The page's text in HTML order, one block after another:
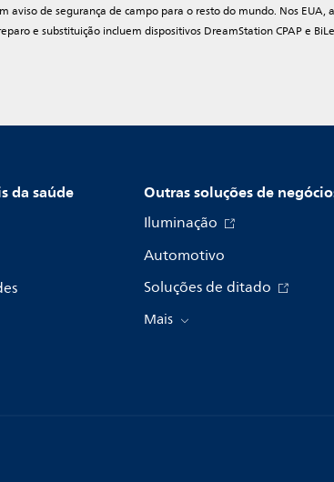
aviso de segurança de campo para o resto do mundo. Nos
e substituição incluem dispositivos DreamStation CPAP e
da saúde Outras soluções de
Iluminação
Automotivo
Soluções de ditado
Mais